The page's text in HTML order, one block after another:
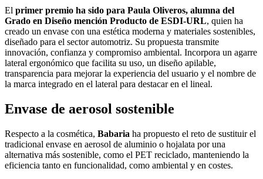
El primer premio ha sido para Paula Oliveros, alumna del
Grado en Diseño mención Producto de ESDI-URL, quien ha
creado un envase con una estética moderna y materiales sostenibles,
diseñado para el sector automotriz. Su propuesta transmite
innovación, confianza y compromiso ambiental. Incorpora un agarre
lateral ergonómico que facilita su uso, un diseño apilable,
transparencia para mejorar la experiencia del usuario y el nombre de
la marca integrado en el lateral para destacar en el lineal.
Envase de aerosol sostenible
Respecto a la cosmética, Babaria ha propuesto el reto de sustituir el
tradicional envase en aerosol de aluminio o hojalata por una
alternativa más sostenible, como el PET reciclado, manteniendo la
eficiencia tanto en funcionalidad, como ambiental y en costes.